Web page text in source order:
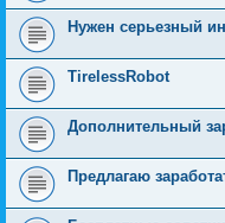
Нужен серьезный
TirelessRobot
Дополнительный
Предлагаю